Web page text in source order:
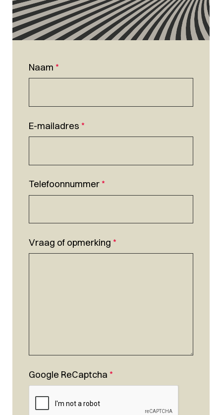
Naam *
E-mailadres *
Telefoonnummer*
Vraag of opmerking *
Google ReCaptcha *